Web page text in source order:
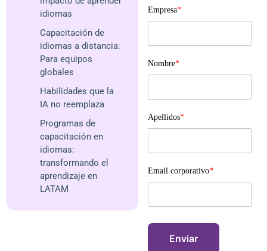
idiomas
Capacitación de
idiomas a distancia:
Para equipos
globales
Habilidades que la
IA no reemplaza
Programas de
capacitación en
idiomas:
transformando el
aprendizaje en
LATAM
Empresa*
Nombre*
Apellidos*
Email corporativo*